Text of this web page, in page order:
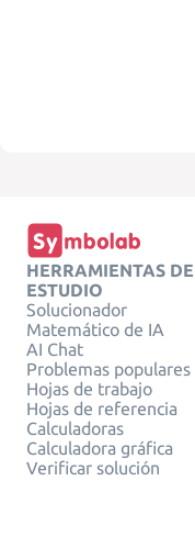
HERRAMIENTAS DE
ESTUDIO
Solucionador
Matemático de IA
AI Chat
Problemas populares
Hojas de trabajo
Hojas de referencia
Calculadoras
Calculadora gráfica
Verificar solución